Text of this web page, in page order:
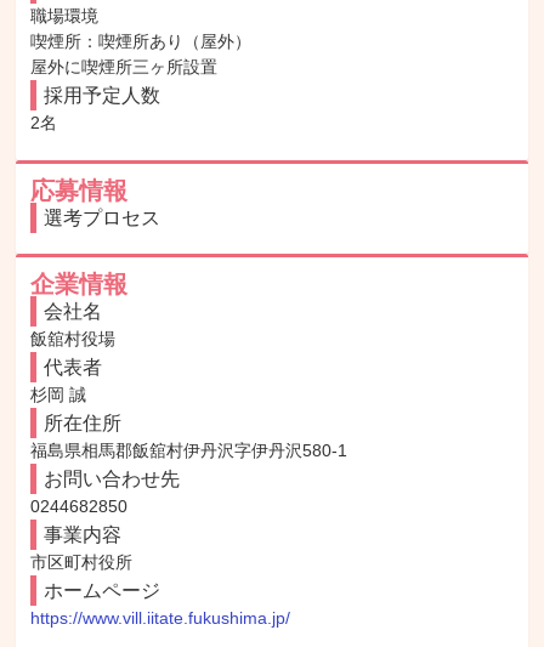
職場環境
喫煙所：喫煙所あり（屋外）
屋外に喫煙所三ヶ所設置
採用予定人数
2名
応募情報
選考プロセス
企業情報
会社名
飯舘村役場
代表者
杉岡 誠
所在住所
福島県相馬郡飯舘村伊丹沢字伊丹沢580-1
お問い合わせ先
0244682850
事業内容
市区町村役所
ホームページ
https://www.vill.iitate.fukushima.jp/